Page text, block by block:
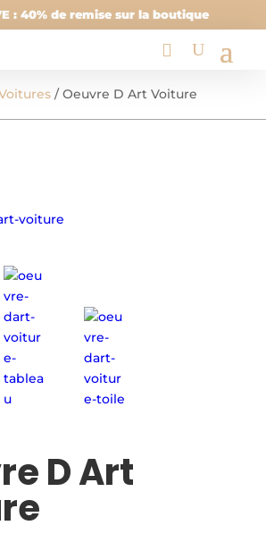
: 40% de remise sur la boutique
/ Oeuvre D Art Voiture
D Art